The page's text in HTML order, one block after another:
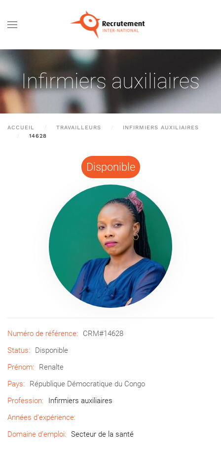
Passer au contenu principal
Infirmiers auxiliaires
ACCUEIL TRAVAILLEURS
INFIRMIERS AUXILIAIRES
14628
Disponible
Numéro de référence:
CRM#14628
Status:
Disponible
Prénom:
Renalte
Pays:
République Démocratique du Congo
Profession:
Infirmiers auxiliaires
Années d’expérience:
Domaine d’emploi:
Secteur de la santé